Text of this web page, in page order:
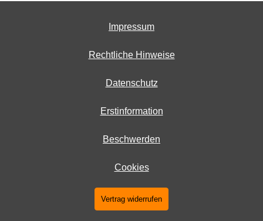
Impressum
Rechtliche Hinweise
Datenschutz
Erstinformation
Beschwerden
Cookies
Vertrag widerrufen